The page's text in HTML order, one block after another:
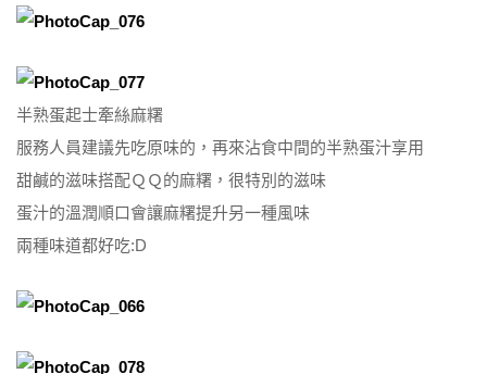
半熟蛋起士牽絲麻糬
服務人員建議先吃原味的，再來沾食中間的半熟蛋汁享用
甜鹹的滋味搭配ＱＱ的麻糬，很特別的滋味
蛋汁的溫潤順口會讓麻糬提升另一種風味
兩種味道都好吃:D